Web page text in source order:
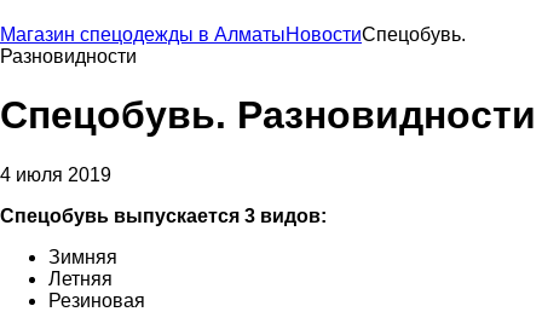
Магазин спецодежды в АлматыНовостиCпецобувь.
Разновидности
Cпецобувь. Разновидности
4 июля 2019
Спецобувь выпускается 3 видов:
Зимняя
Летняя
Резиновая